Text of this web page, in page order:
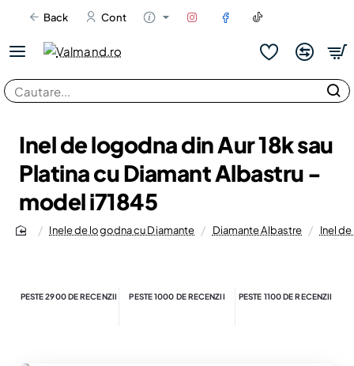
Back Cont
Cautare...
Inel de logodna din Aur 18k sau
Platina cu Diamant Albastru -
model i71845
Inele de logodna cu Diamante Diamante Albastre Inel
PESTE 2900 DE RECENZII PESTE 1000 DE RECENZII PESTE 1100 DE RECENZII